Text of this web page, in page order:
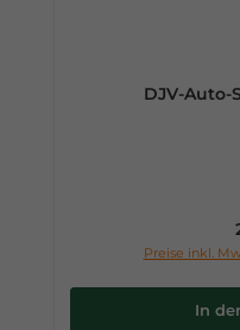
DJV-
Preise inkl.
In